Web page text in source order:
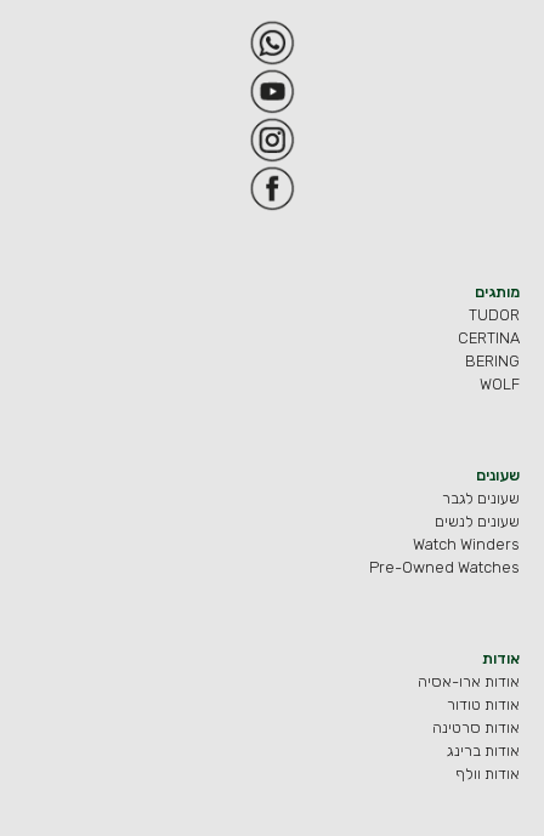
מותגים
TUDOR
CERTINA
BERING
WOLF
שעונים
שעונים לגבר
שעונים לנשים
Watch Winders
Pre-Owned Watches
אודות
אודות ארו-אסיה
אודות טודור
אודות סרטינה
אודות ברינג
אודות וולף